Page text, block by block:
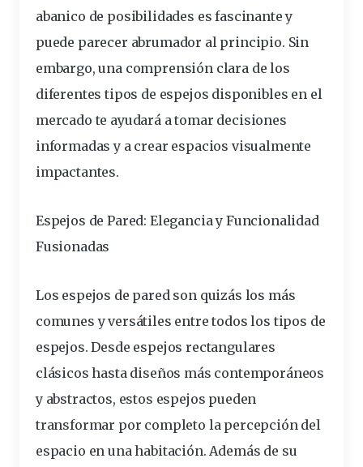
abanico de posibilidades es fascinante y
puede parecer abrumador al principio. Sin
embargo, una comprensión clara de los
diferentes tipos de espejos disponibles en el
mercado te ayudará a tomar decisiones
informadas y a crear espacios visualmente
impactantes.
Espejos de Pared: Elegancia y Funcionalidad
Fusionadas
Los espejos de pared son quizás los más
comunes yversátiles entre todos los tipos de
espejos. Desde espejos rectangulares
clásicos hasta diseños más contemporáneos
y abstractos, estos espejos pueden
transformar por completo la percepción del
espacio en una habitación. Además de su